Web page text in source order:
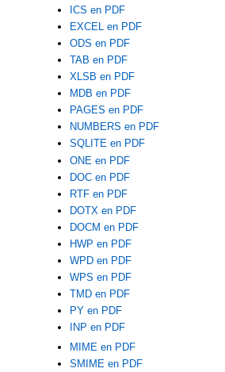
ICS en PDF
EXCEL en PDF
ODS en PDF
TAB en PDF
XLSB en PDF
MDB en PDF
PAGES en PDF
NUMBERS en PDF
SQLITE en PDF
ONE en PDF
DOC en PDF
RTF en PDF
DOTX en PDF
DOCM en PDF
HWP en PDF
WPD en PDF
WPS en PDF
TMD en PDF
PY en PDF
INP en PDF
MIME en PDF
SMIME en PDF